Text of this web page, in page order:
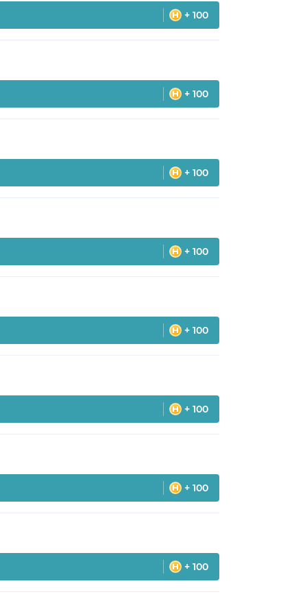
+ 100
+ 100
+ 100
+ 100
+ 100
+ 100
+ 100
+ 100